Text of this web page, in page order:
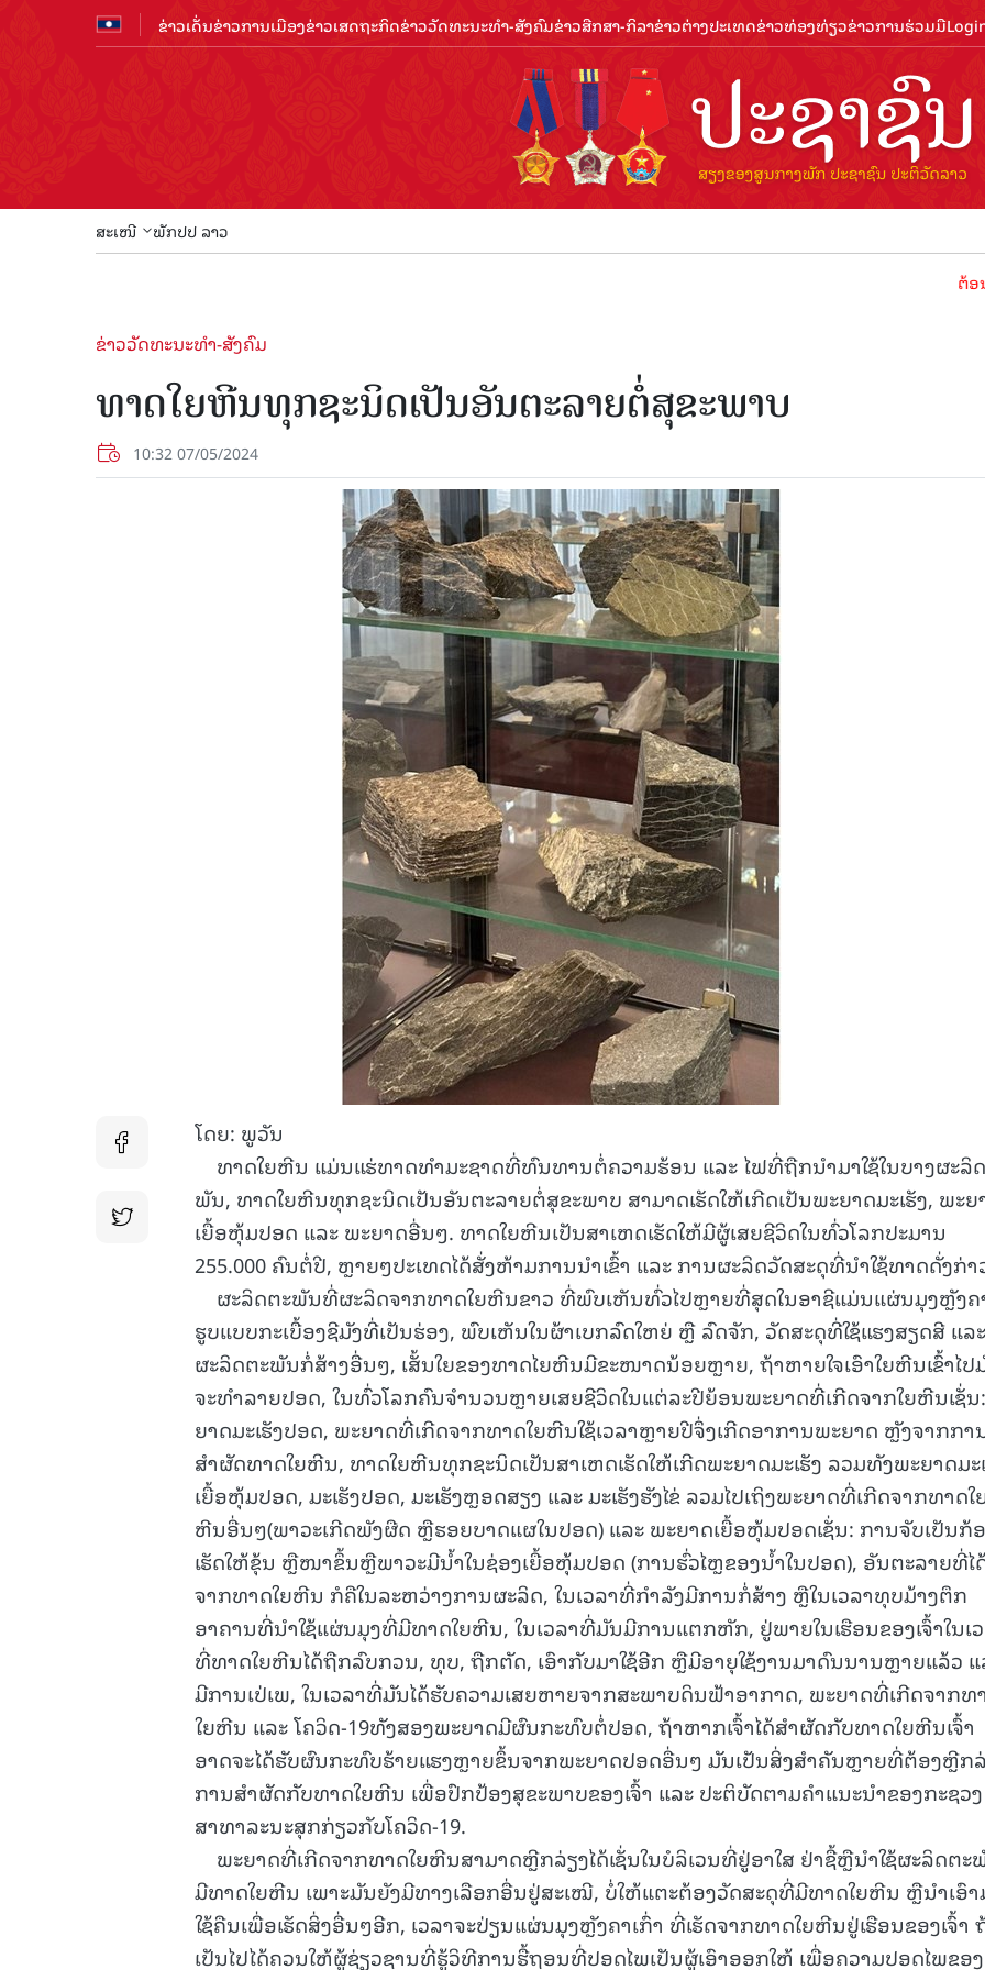
ຂ່າວເດັ່ນຂ່າວການເມືອງຂ່າວເສດຖະກິດຂ່າວວັດທະນະທຳ-ສັງຄົມຂ່າວສືກສາ-ກິລາຂ່າວຕ່າງປະເທດຂ່າວທ່ອງທ່ຽວຂ່າວການຮ່ວມມື
ສະເໜີ ພັກປປ ລາວ
ຕ້ອນຮັບປີ
ຂ່າວວັດທະນະທຳ-ສັງຄົມ
ທາດໃຍຫີນທຸກຊະນິດເປັນອັນຕະລາຍຕໍ່ສຸຂະພາບ
10:32 07/05/2024
ໂດຍ: ພູວັນ
ທາດໃຍຫີນ ແມ່ນແຮ່ທາດທຳມະຊາດທີ່ທົນທານຕໍ່ຄວາມຮ້ອນ ແລະ ໄຟທີ່ຖືກນໍາມາໃຊ້ໃນບາງຜະລິ
ພັນ, ທາດໃຍຫີນທຸກຊະນິດເປັນອັນຕະລາຍຕໍ່ສຸຂະພາບ ສາມາດເຮັດໃຫ້ເກີດເປັນພະຍາດມະເຮັງ, ພະຍ
ເຍື້ອຫຸ້ມປອດ ແລະ ພະຍາດອື່ນໆ. ທາດໃຍຫີນເປັນສາເຫດເຮັດໃຫ້ມີຜູ້ເສຍຊີວິດໃນທົ່ວໂລກປະມານ
255.000 ຄົນຕໍ່ປີ, ຫຼາຍໆປະເທດໄດ້ສັ່ງຫ້າມການນຳເຂົ້າ ແລະ ການຜະລິດວັດສະດຸທີ່ນໍາໃຊ້ທາດດັ່ງກ່າ
ຜະລິດຕະພັນທີ່ຜະລິດຈາກທາດໃຍຫີນຂາວ ທີ່ພົບເຫັນທົ່ວໄປຫຼາຍທີ່ສຸດໃນອາຊີແມ່ນແຜ່ນມຸງຫຼັງຄ
ຮູບແບບກະເບື້ອງຊີມັງທີ່ເປັນຮ່ອງ, ພົບເຫັນໃນຜ້າເບກລົດໃຫຍ່ ຫຼື ລົດຈັກ, ວັດສະດຸທີ່ໃຊ້ແຮງສຽດສີ ແລະ
ຜະລິດຕະພັນກໍ່ສ້າງອື່ນໆ, ເສັ້ນໃຍຂອງທາດໄຍຫີນມີຂະໜາດນ້ອຍຫຼາຍ, ຖ້າຫາຍໃຈເອົາໃຍຫີນເຂົ້າໄປ
ຈະທຳລາຍປອດ, ໃນທົ່ວໂລກຄົນຈຳນວນຫຼາຍເສຍຊີວິດໃນແຕ່ລະປີຍ້ອນພະຍາດທີ່ເກີດຈາກໃຍຫີນເຊັ່
ຍາດມະເຮັງປອດ, ພະຍາດທີ່ເກີດຈາກທາດໃຍຫີນໃຊ້ເວລາຫຼາຍປີຈຶ່ງເກີດອາການພະຍາດ ຫຼັງຈາກກາ
ສຳຜັດທາດໃຍຫີນ, ທາດໃຍຫີນທຸກຊະນິດເປັນສາເຫດເຮັດໃຫ້ເກີດພະຍາດມະເຮັງ ລວມທັງພະຍາດມະ
ເຍື້ອຫຸ້ມປອດ, ມະເຮັງປອດ, ມະເຮັງຫຼອດສຽງ ແລະ ມະເຮັງຮັງໄຂ່ ລວມໄປເຖິງພະຍາດທີ່ເກີດຈາກທາດໃ
ຫີນອື່ນໆ(ພາວະເກີດພັງຜືດ ຫຼືຮອຍບາດແຜໃນປອດ) ແລະ ພະຍາດເຍື້ອຫຸ້ມປອດເຊັ່ນ: ການຈັບເປັນກ້
ເຮັດໃຫ້ຂຸ້ນ ຫຼືໜາຂຶ້ນຫຼືພາວະມີນໍ້າໃນຊ່ອງເຍື້ອຫຸ້ມປອດ (ການຮົ່ວໄຫຼຂອງນໍ້າໃນປອດ), ອັນຕະລາຍທີ່ໄ
ຈາກທາດໃຍຫີນ ກໍຄືໃນລະຫວ່າງການຜະລິດ, ໃນເວລາທີ່ກຳລັງມີການກໍ່ສ້າງ ຫຼືໃນເວລາທຸບມ້າງຕຶກ
ອາຄານທີ່ນໍາໃຊ້ແຜ່ນມຸງທີ່ມີທາດໃຍຫີນ, ໃນເວລາທີ່ມັນມີການແຕກຫັກ, ຢູ່ພາຍໃນເຮືອນຂອງເຈົ້າໃນເ
ທີ່ທາດໃຍຫີນໄດ້ຖືກລົບກວນ, ທຸບ, ຖືກຕັດ, ເອົາກັບມາໃຊ້ອີກ ຫຼືມີອາຍຸໃຊ້ງານມາດົນນານຫຼາຍແລ້ວ ແ
ມີການເປ່ເພ, ໃນເວລາທີ່ມັນໄດ້ຮັບຄວາມເສຍຫາຍຈາກສະພາບດິນຟ້າອາກາດ, ພະຍາດທີ່ເກີດຈາກທ
ໃຍຫີນ ແລະ ໂຄວິດ-19ທັງສອງພະຍາດມີຜົນກະທົບຕໍ່ປອດ, ຖ້າຫາກເຈົ້າໄດ້ສຳຜັດກັບທາດໃຍຫີນເຈົ້າ
ອາດຈະໄດ້ຮັບຜົນກະທົບຮ້າຍແຮງຫຼາຍຂຶ້ນຈາກພະຍາດປອດອື່ນໆ ມັນເປັນສິ່ງສຳຄັນຫຼາຍທີ່ຕ້ອງຫຼີກ
ການສຳຜັດກັບທາດໃຍຫີນ ເພື່ອປົກປ້ອງສຸຂະພາບຂອງເຈົ້າ ແລະ ປະຕິບັດຕາມຄຳແນະນຳຂອງກະຊວງ
ສາທາລະນະສຸກກ່ຽວກັບໂຄວິດ-19.
ພະຍາດທີ່ເກີດຈາກທາດໃຍຫີນສາມາດຫຼີກລ່ຽງໄດ້ເຊັ່ນໃນບໍລິເວນທີ່ຢູ່ອາໃສ ຢ່າຊື້ຫຼືນໍາໃຊ້ຜະລິດຕ
ມີທາດໃຍຫີນ ເພາະມັນຍັງມີທາງເລືອກອື່ນຢູ່ສະເໝີ, ບໍ່ໃຫ້ແຕະຕ້ອງວັດສະດຸທີ່ມີທາດໃຍຫີນ ຫຼືນໍາເອົາ
ໃຊ້ຄືນເພື່ອເຮັດສິ່ງອື່ນໆອີກ, ເວລາຈະປ່ຽນແຜ່ນມຸງຫຼັງຄາເກົ່າ ທີ່ເຮັດຈາກທາດໃຍຫີນຢູ່ເຮືອນຂອງເຈົ້າ
ເປັນໄປໄດ້ຄວນໃຫ້ຜູ້ຊ່ຽວຊານທີ່ຮູ້ວິທີການຮື້ຖອນທີ່ປອດໄພເປັນຜູ້ເອົາອອກໃຫ້ ເພື່ອຄວາມປອດໄພຂອງ
15.040(07-08-